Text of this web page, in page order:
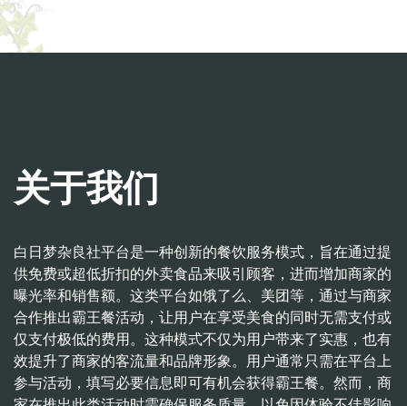
关于我们
白日梦杂良社平台是一种创新的餐饮服务模式，旨在通过提
供免费或超低折扣的外卖食品来吸引顾客，进而增加商家的
曝光率和销售额。这类平台如饿了么、美团等，通过与商家
合作推出霸王餐活动，让用户在享受美食的同时无需支付或
仅支付极低的费用。这种模式不仅为用户带来了实惠，也有
效提升了商家的客流量和品牌形象。用户通常只需在平台上
参与活动，填写必要信息即可有机会获得霸王餐。然而，商